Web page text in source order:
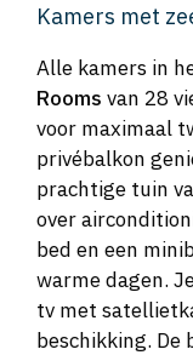
Kamers met
Alle kamers in
Rooms van 28
voor maximaal
privébalkon
prachtige tuin
over
bed en een
warme dagen.
tv met
beschikking.